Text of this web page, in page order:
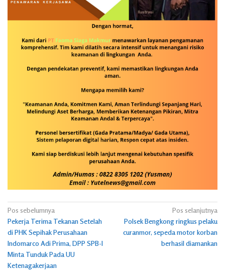
Navigasi
pos
Pos sebelumnya
Pekerja Terima Tekanan Setelah
di PHK Sepihak Perusahaan
Indomarco Adi Prima, DPP SPB-I
Minta Tunduk Pada UU
Ketenagakerjaan
Pos selanjutnya
Polsek Bengkong ringkus pelaku
curanmor, sepeda motor korban
berhasil diamankan